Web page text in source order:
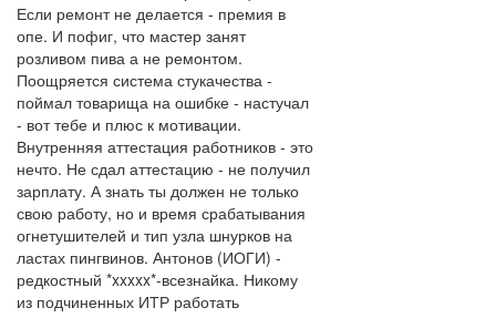
Если ремонт не делается - премия в
опе. И пофиг, что мастер занят
розливом пива а не ремонтом.
Поощряется система стукачества -
поймал товарища на ошибке - настучал
- вот тебе и плюс к мотивации.
Внутренняя аттестация работников - это
нечто. Не сдал аттестацию - не получил
зарплату. А знать ты должен не только
свою работу, но и время срабатывания
огнетушителей и тип узла шнурков на
ластах пингвинов. Антонов (ИОГИ) -
редкостный *xxxxx*-всезнайка. Никому
из подчиненных ИТР работать